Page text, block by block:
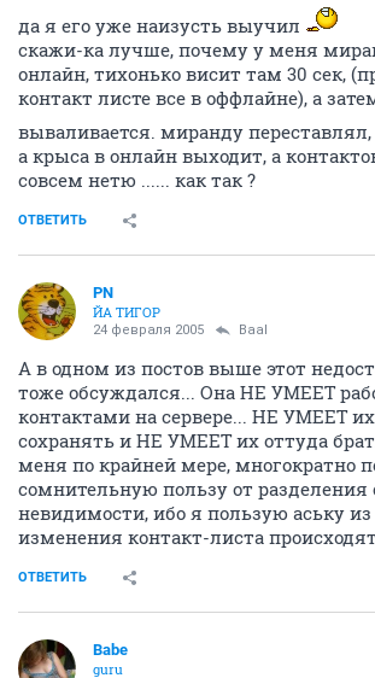
да я его уже наизусть выучил
скажи-ка лучше, почему у меня
онлайн, тихонько висит там 30 сек,
контакт листе все в оффлайне), а
вываливается. миранду
а крыса в онлайн выходит, а
совсем нетю ...... как так ?
ОТВЕТИТЬ
PN
ЙА ТИГОР
24 февраля 2005 Baal
А в одном из постов выше этот
тоже обсуждался... Она НЕ УМЕЕТ
контактами на сервере... НЕ УМЕЕТ
сохранять и НЕ УМЕЕТ их оттуда
меня по крайней мере, многократно
сомнительную пользу от разделения
невидимости, ибо я пользую аську из
изменения контакт-листа
ОТВЕТИТЬ
Babe
guru